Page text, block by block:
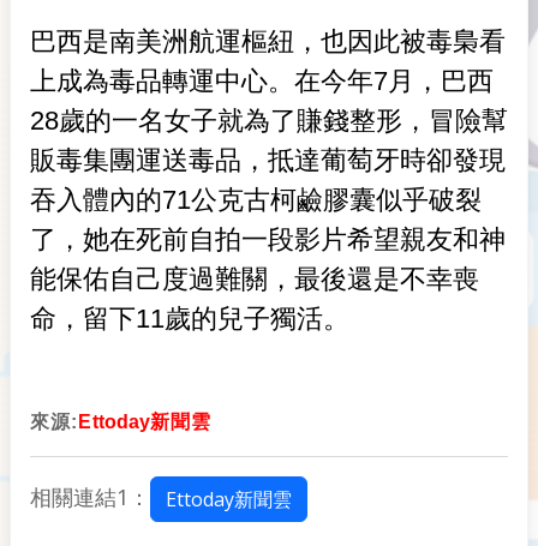
巴西是南美洲航運樞紐，也因此被毒梟看
上成為毒品轉運中心。在今年7月，巴西
28歲的一名女子就為了賺錢整形，冒險幫
販毒集團運送毒品，抵達葡萄牙時卻發現
吞入體內的71公克古柯鹼膠囊似乎破裂
了，她在死前自拍一段影片希望親友和神
能保佑自己度過難關，最後還是不幸喪
命，留下11歲的兒子獨活。
來源: Ettoday新聞雲
相關連結1： Ettoday新聞雲